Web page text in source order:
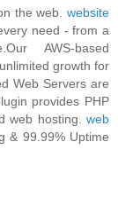
the web. website
need - from a
AWS-based
growth for
Web Servers are
provides PHP
web hosting. web
& 99.99% Uptime